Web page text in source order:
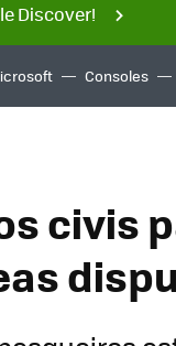
Discover!
Consoles
civis